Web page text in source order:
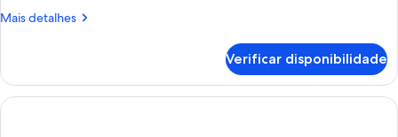
quartos
Mais detalhes
Mais
quarto:
Apartamento
Standard,
Verificar disponibilidade